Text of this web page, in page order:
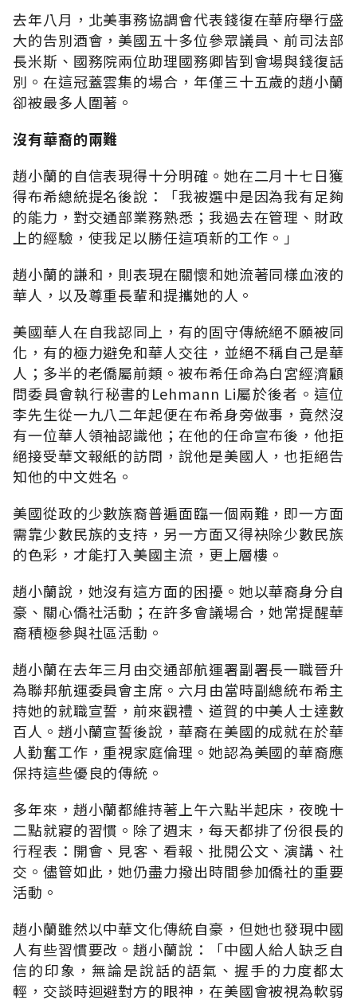
去年八月，北美事務協調會代表錢復在華府舉行盛
大的告別酒會，美國五十多位參眾議員、前司法部
長米斯、國務院兩位助理國務卿皆到會場與錢復話
別。在這冠蓋雲集的場合，年僅三十五歲的趙小蘭
卻被最多人圍著。
沒有華裔的兩難
趙小蘭的自信表現得十分明確。她在二月十七日獲
得布希總統提名後說：「我被選中是因為我有足夠
的能力，對交通部業務熟悉；我過去在管理、財政
上的經驗，使我足以勝任這項新的工作。」
趙小蘭的謙和，則表現在關懷和她流著同樣血液的
華人，以及尊重長輩和提攜她的人。
美國華人在自我認同上，有的固守傳統絕不願被同
化，有的極力避免和華人交往，並絕不稱自己是華
人；多半的老僑屬前類。被布希任命為白宮經濟顧
問委員會執行秘書的Lehmann Li屬於後者。這位
李先生從一九八二年起便在布希身旁做事，竟然沒
有一位華人領袖認識他；在他的任命宣布後，他拒
絕接受華文報紙的訪問，說他是美國人，也拒絕告
知他的中文姓名。
美國從政的少數族裔普遍面臨一個兩難，即一方面
需靠少數民族的支持，另一方面又得袂除少數民族
的色彩，才能打入美國主流，更上層樓。
趙小蘭說，她沒有這方面的困擾。她以華裔身分自
豪、關心僑社活動；在許多會議場合，她常提醒華
裔積極參與社區活動。
趙小蘭在去年三月由交通部航運署副署長一職晉升
為聯邦航運委員會主席。六月由當時副總統布希主
持她的就職宣誓，前來觀禮、道賀的中美人士達數
百人。趙小蘭宣誓後說，華裔在美國的成就在於華
人勤奮工作，重視家庭倫理。她認為美國的華裔應
保持這些優良的傳統。
多年來，趙小蘭都維持著上午六點半起床，夜晚十
二點就寢的習慣。除了週末，每天都排了份很長的
行程表：開會、見客、看報、批閱公文、演講、社
交。儘管如此，她仍盡力撥出時間參加僑社的重要
活動。
趙小蘭雖然以中華文化傳統自豪，但她也發現中國
人有些習慣要改。趙小蘭說：「中國人給人缺乏自
信的印象，無論是說話的語氣、握手的力度都太
輕，交談時迴避對方的眼神，在美國會被視為軟弱